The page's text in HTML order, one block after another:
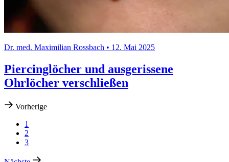
Dr. med. Maximilian Rossbach • 12. Mai 2025
Piercinglöcher und ausgerissene
Ohrlöcher verschließen
Vorherige
1
2
3